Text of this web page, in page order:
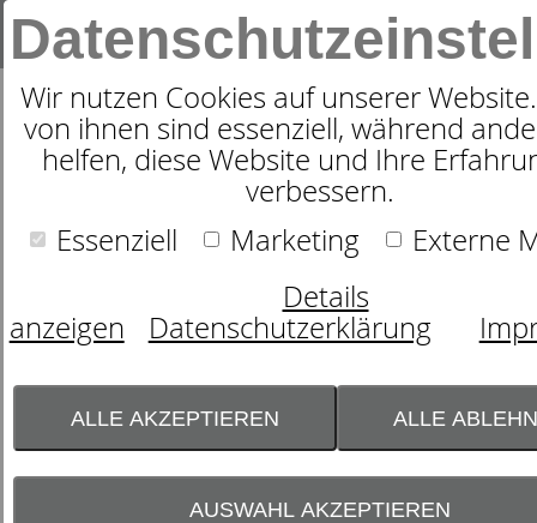
Wir nutzen Cookies auf unserer
von ihnen sind essenziell, während
helfen, diese Website und Ihre
verbessern.
Essenziell
Marketing
Externe
Details
anzeigen
Datenschutzerklärung
ALLE AKZEPTIEREN ALLE
AUSWAHL AKZEPTIEREN
Produkte Schlafen Kopfkissen dormabell Cervical
Produkte
DieNackenstützBedarfsAnalyse bezieht viele
Faktoren mit ein, um das passende dormabell
Nackenstützkissen für Sie zu finden.
Um Ihnen eine möglichst individuelle
Empfehlung zu geben, wird zunächst nach
dem biologischen Geschlecht gefragt. Dies hat
einen rein wissenschaftlichen Hintergrund:
Geschlechtsspezifische Unterschiede im
Körperbau, wie z. B. die Schulterbreite und
Hinterkopfdistanz, beeinflussen den
persönlichen Unterstützungsbedarf. Diese